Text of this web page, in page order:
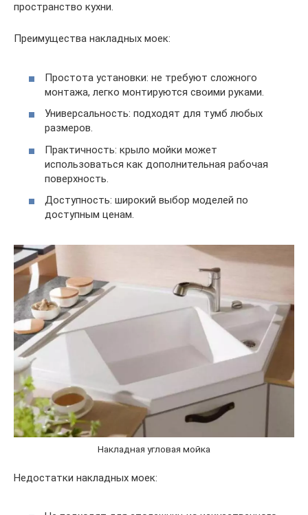
пространство кухни.
Преимущества накладных моек:
Простота установки: не требуют сложного
монтажа, легко монтируются своими руками.
Универсальность: подходят для тумб любых
размеров.
Практичность: крыло мойки может
использоваться как дополнительная рабочая
поверхность.
Доступность: широкий выбор моделей по
доступным ценам.
Накладная угловая мойка
Недостатки накладных моек: